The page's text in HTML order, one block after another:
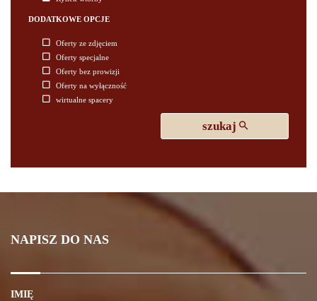
DODATKOWE OPCJE
Oferty ze zdjęciem
Oferty specjalne
Oferty bez prowizji
Oferty na wyłączność
wirtualne spacery
szukaj
NAPISZ DO NAS
IMIĘ